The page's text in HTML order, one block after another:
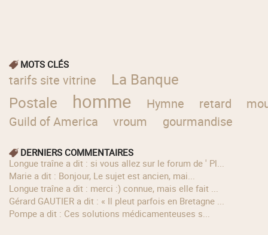
MOTS CLÉS
tarifs site vitrine
La Banque
Postale
homme Hymne retard
Guild of America
vroum gourmandise
DERNIERS COMMENTAIRES
longue traîne a dit : si vous allez sur le forum de ' Pl...
Marie a dit : Bonjour, Le sujet est ancien, mai...
longue traîne a dit : merci :) connue, mais elle fait ...
Gérard GAUTIER a dit : « Il pleut parfois en Bretagne ...
Pompe a dit : Ces solutions médicamenteuses s...